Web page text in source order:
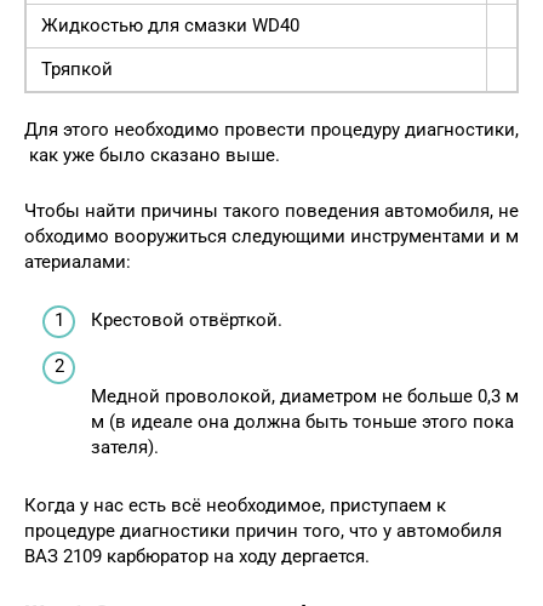
Жидкостью для смазки WD40
Тряпкой
Для этого необходимо провести процедуру диагностики,
как уже было сказано выше.
Чтобы найти причины такого поведения автомобиля, не
обходимо вооружиться следующими инструментами и м
атериалами:
Крестовой отвёрткой.
Медной проволокой, диаметром не больше 0,3 м
м (в идеале она должна быть тоньше этого пока
зателя).
Когда у нас есть всё необходимое, приступаем к
процедуре диагностики причин того, что у автомобиля
ВАЗ 2109 карбюратор на ходу дергается.